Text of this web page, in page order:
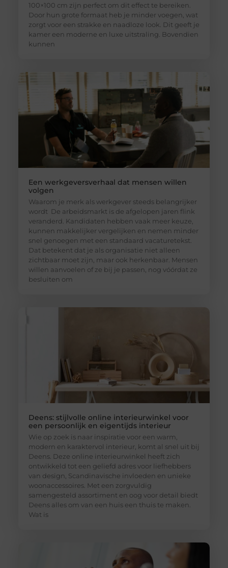
100×100 cm zijn perfect om dit effect te bereiken.
Door hun grote formaat heb je minder voegen, wat
zorgt voor een strakke en naadloze look. Dit geeft je
kamer een moderne en luxe uitstraling. Bovendien
kunnen
Een werkgeversverhaal dat mensen willen
volgen
Waarom je merk als werkgever steeds belangrijker
wordt De arbeidsmarkt is de afgelopen jaren flink
veranderd. Kandidaten hebben vaak meer keuze,
kunnen makkelijker vergelijken en nemen minder
snel genoegen met een standaard vacaturetekst.
Dat betekent dat je als organisatie niet alleen
zichtbaar moet zijn, maar ook herkenbaar. Mensen
willen aanvoelen of ze bij je passen, nog vóórdat ze
besluiten om
Deens: stijlvolle online interieurwinkel voor
een persoonlijk en eigentijds interieur
Wie op zoek is naar inspiratie voor een warm,
modern en karaktervol interieur, komt al snel uit bij
Deens. Deze online interieurwinkel heeft zich
ontwikkeld tot een geliefd adres voor liefhebbers
van design, Scandinavische invloeden en unieke
woonaccessoires. Met een zorgvuldig
samengesteld assortiment en oog voor detail biedt
Deens alles om van een huis een thuis te maken.
Wat is